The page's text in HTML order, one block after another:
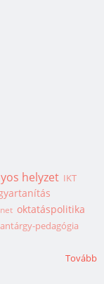
helyzet IKT
oktatáspolitika
pedagógia
Tovább